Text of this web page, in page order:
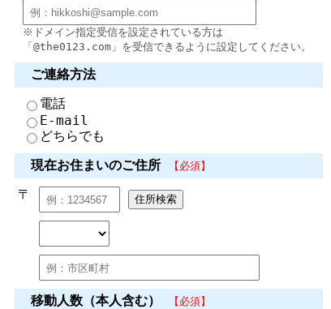
※ドメイン指定受信を設定されている方は
「@the0123.com」を受信できるように設定してください。
ご連絡方法
電話
E-mail
どちらでも
現在お住まいのご住所
【必須】
〒
移動人数（本人含む） 【必須】